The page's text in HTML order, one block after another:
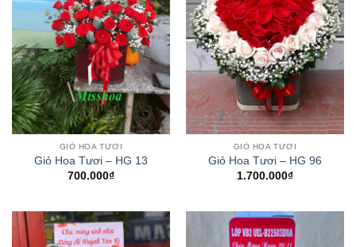
GIỎ HOA TƯƠI
Giỏ Hoa Tươi – HG 13
700.000₫
GIỎ HOA TƯƠI
Giỏ Hoa Tươi – HG 96
1.700.000₫